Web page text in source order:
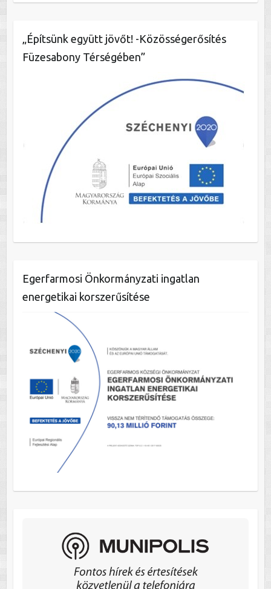
„Építsünk együtt jövőt! -Közösségerősítés
Füzesabony Térségében”
Egerfarmosi Önkormányzati ingatlan
energetikai korszerűsítése